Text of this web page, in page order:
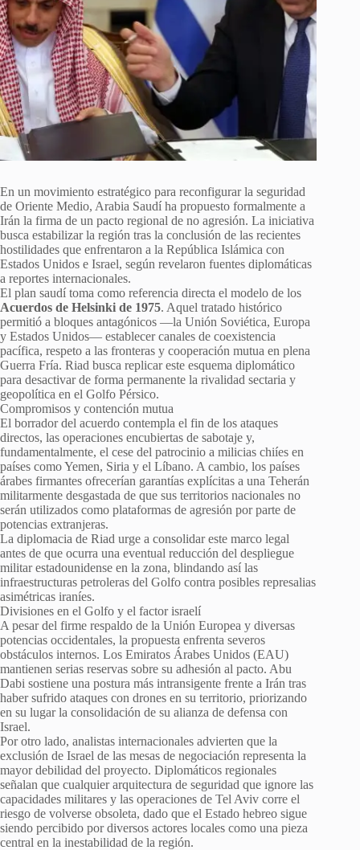
En un movimiento estratégico para reconfigurar la seguridad
de Oriente Medio, Arabia Saudí ha propuesto formalmente a
Irán la firma de un pacto regional de no agresión. La iniciativa
busca estabilizar la región tras la conclusión de las recientes
hostilidades que enfrentaron a la República Islámica con
Estados Unidos e Israel, según revelaron fuentes diplomáticas
a reportes internacionales.
El plan saudí toma como referencia directa el modelo de los
Acuerdos de Helsinki de 1975. Aquel tratado histórico
permitió a bloques antagónicos —la Unión Soviética, Europa
y Estados Unidos— establecer canales de coexistencia
pacífica, respeto a las fronteras y cooperación mutua en plena
Guerra Fría. Riad busca replicar este esquema diplomático
para desactivar de forma permanente la rivalidad sectaria y
geopolítica en el Golfo Pérsico.
Compromisos y contención mutua
El borrador del acuerdo contempla el fin de los ataques
directos, las operaciones encubiertas de sabotaje y,
fundamentalmente, el cese del patrocinio a milicias chiíes en
países como Yemen, Siria y el Líbano. A cambio, los países
árabes firmantes ofrecerían garantías explícitas a una Teherán
militarmente desgastada de que sus territorios nacionales no
serán utilizados como plataformas de agresión por parte de
potencias extranjeras.
La diplomacia de Riad urge a consolidar este marco legal
antes de que ocurra una eventual reducción del despliegue
militar estadounidense en la zona, blindando así las
infraestructuras petroleras del Golfo contra posibles represalias
asimétricas iraníes.
Divisiones en el Golfo y el factor israelí
A pesar del firme respaldo de la Unión Europea y diversas
potencias occidentales, la propuesta enfrenta severos
obstáculos internos. Los Emiratos Árabes Unidos (EAU)
mantienen serias reservas sobre su adhesión al pacto. Abu
Dabi sostiene una postura más intransigente frente a Irán tras
haber sufrido ataques con drones en su territorio, priorizando
en su lugar la consolidación de su alianza de defensa con
Israel.
Por otro lado, analistas internacionales advierten que la
exclusión de Israel de las mesas de negociación representa la
mayor debilidad del proyecto. Diplomáticos regionales
señalan que cualquier arquitectura de seguridad que ignore las
capacidades militares y las operaciones de Tel Aviv corre el
riesgo de volverse obsoleta, dado que el Estado hebreo sigue
siendo percibido por diversos actores locales como una pieza
central en la inestabilidad de la región.